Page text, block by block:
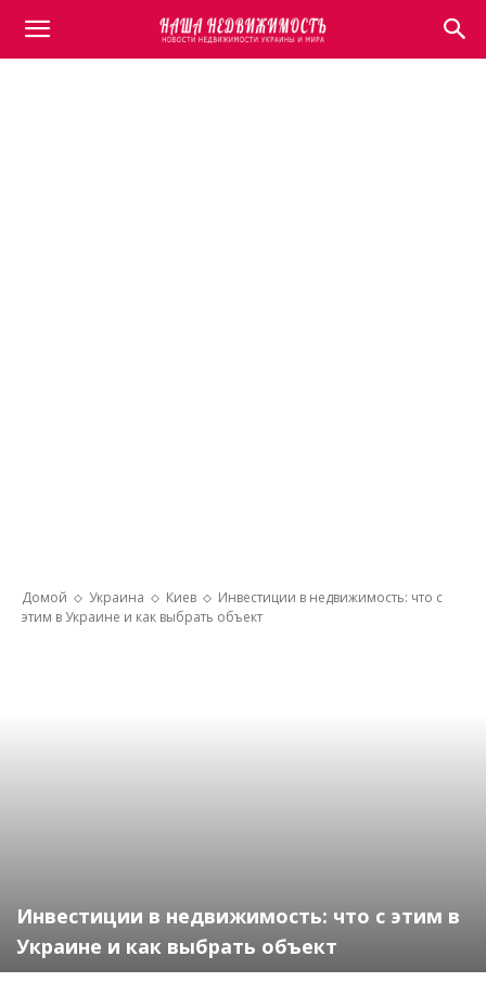
Домой Украина Киев
Инвестиции в недвижимость: что с
этим в Украине и как выбрать объект
Инвестиции в недвижимость: что с этим в
Украине и как выбрать объект